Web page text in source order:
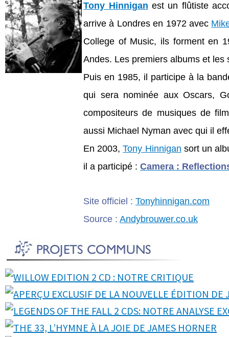
Tony Hinnigan est un flûtiste
arrive à Londres en 1972 avec
College of Music, ils forment en
Andes. Les premiers albums et
Puis en 1985, il participe à la
qui sera nominée aux Oscars,
compositeurs de musiques de
aussi Michael Nyman avec qui il
En 2003,Tony Hinnigan sort un
il a participé :Camera :
Site officiel :Tonyhinnigan.com
Source :Andybrouwer.co.uk